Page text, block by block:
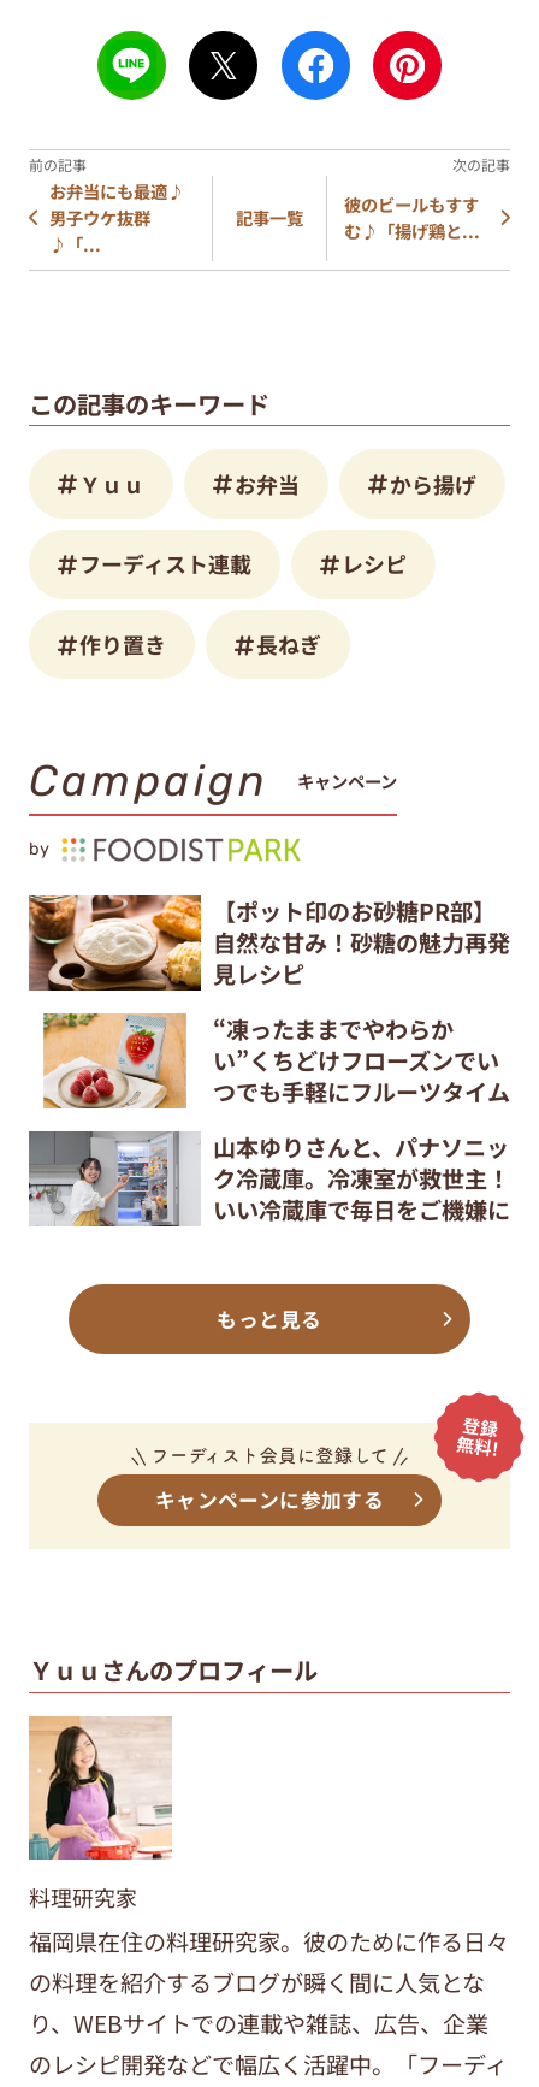
お弁当にも最適♪
男子ウケ抜群
♪「...
記事一覧
彼のビールもすす
む♪「揚げ鶏と...
この記事のキーワード
Ｙｕｕ お弁当 から揚げ
フーディスト連載 レシピ
作り置き 長ねぎ
Campaign キャンペーン
by
【ポット印のお砂糖PR部】
自然な甘み！砂糖の魅力再発
見レシピ
“凍ったままでやわらか
い”くちどけフローズンでい
つでも手軽にフルーツタイム
山本ゆりさんと、パナソニッ
ク冷蔵庫。冷凍室が救世主！
いい冷蔵庫で毎日をご機嫌に
もっと見る
キャンペーンに参加する
Ｙｕｕさんのプロフィール
料理研究家
福岡県在住の料理研究家。彼のために作る日々
の料理を紹介するブログが瞬く間に人気とな
り、WEBサイトでの連載や雑誌、広告、企業
のレシピ開発などで幅広く活躍中。「フーディ